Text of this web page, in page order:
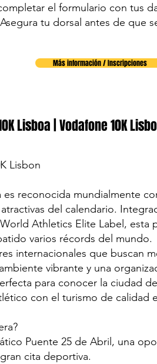
el formulario con tus
tu dorsal antes de que
Más información / Inscripciones
Lisboa | Vodafone 10K
Lisbon
reconocida mundialmente
del calendario.
Athletics Elite Label, esta
varios récords del mundo.
internacionales que buscan
vibrante y una
para conocer la ciudad
con el turismo de calidad
Puente 25 de Abril, una
cita deportiva.